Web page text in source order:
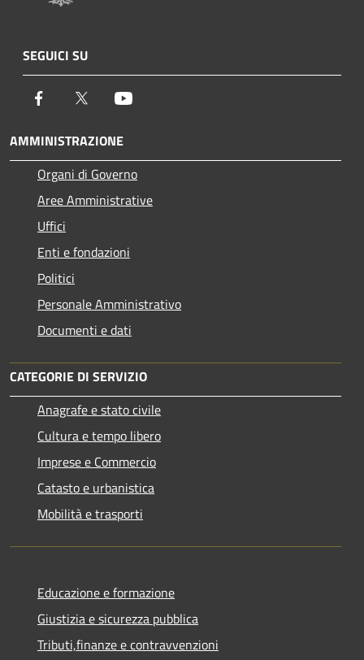
SEGUICI SU
Facebook Twitter
AMMINISTRAZIONE
Organi di Governo
Aree Amministrative
Uffici
Enti e fondazioni
Politici
Personale Amministrativo
Documenti e dati
CATEGORIE DI SERVIZIO
Anagrafe e stato civile
Cultura e tempo libero
Imprese e Commercio
Catasto e urbanistica
Mobilità e trasporti
Educazione e formazione
Giustizia e sicurezza pubblica
Tributi,finanze e contravvenzioni